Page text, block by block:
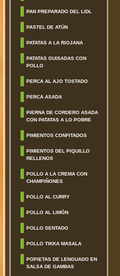
PAN PREPARADO DEL LIDL
PASTEL DE ATÚN
PATATAS A LA RIOJANA
PATATAS GUISADAS CON
POLLO
PERCA AL AJO TOSTADO
PERCA ASADA
PIERNA DE CORDERO ASADA
CON PATATAS A LO POBRE
PIMIENTOS CONFITADOS
PIMIENTOS DEL PIQUILLO
RELLENOS
POLLO A LA CREMA CON
CHAMPIÑONES
POLLO AL CURRY
POLLO AL LIMÓN
POLLO SENTADO
POLLO TIKKA MASALA
POPIETAS DE LENGUADO EN
SALSA DE GAMBAS